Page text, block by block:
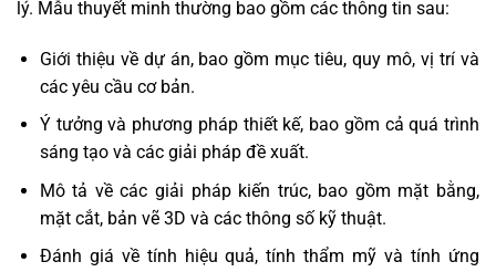
lý. Mẫu thuyết minh thường bao gồm các thông tin sau:
Giới thiệu về dự án, bao gồm mục tiêu, quy mô, vị trí và
các yêu cầu cơ bản.
Ý tưởng và phương pháp thiết kế, bao gồm cả quá trình
sáng tạo và các giải pháp đề xuất.
Mô tả về các giải pháp kiến trúc, bao gồm mặt bằng,
mặt cắt, bản vẽ 3D và các thông số kỹ thuật.
Đánh giá về tính hiệu quả, tính thẩm mỹ và tính ứng